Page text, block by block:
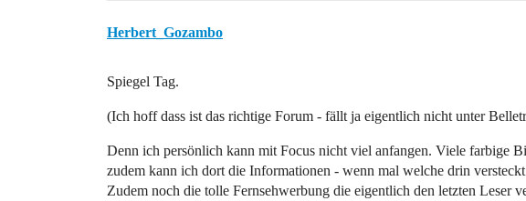
Herbert_Gozambo
Spiegel Tag.
(Ich hoff dass ist das richtige Forum - fällt ja eigentlich nicht unter
Denn ich persönlich kann mit Focus nicht viel anfangen. Viele farbige
zudem kann ich dort die Informationen - wenn mal welche drin
Zudem noch die tolle Fernsehwerbung die eigentlich den letzten Leser